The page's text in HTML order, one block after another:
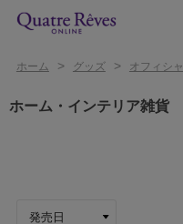
ホーム > グッズ > オフィシ
ホーム・インテリア雑貨